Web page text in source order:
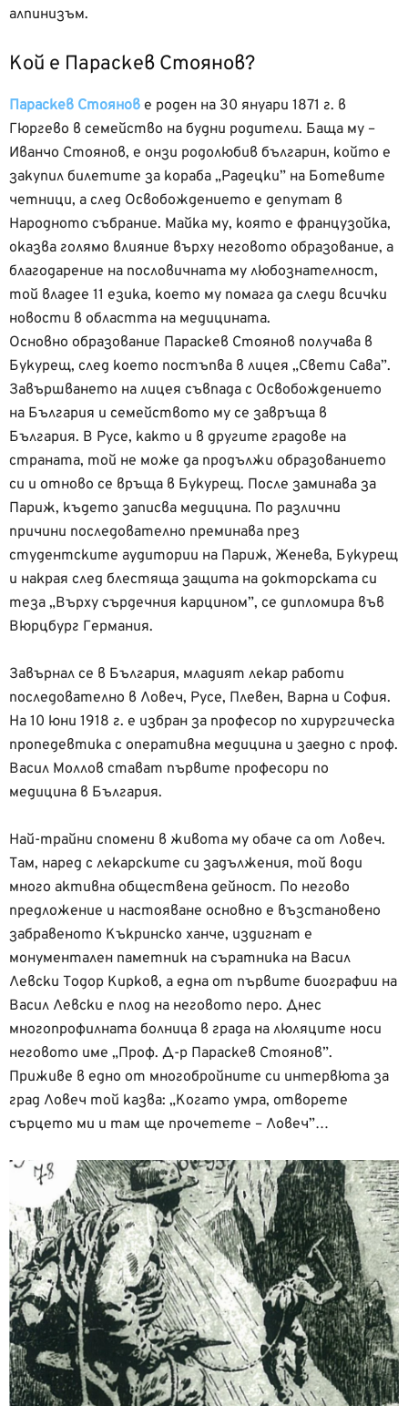
алпинизъм.
Кой е Параскев Стоянов?
Параскев Стоянов е роден на 30 януари 1871 г. в
Гюргево в семейство на будни родители. Баща му –
Иванчо Стоянов, е онзи родолюбив българин, който е
закупил билетите за кораба „Радецки” на Ботевите
четници, а след Освобождението е депутат в
Народното събрание. Майка му, която е французойка,
оказва голямо влияние върху неговото образование, а
благодарение на пословичната му любознателност,
той владее 11 езика, което му помага да следи всички
новости в областта на медицината.
Основно образование Параскев Стоянов получава в
Букурещ, след което постъпва в лицея „Свети Сава”.
Завършването на лицея съвпада с Освобождението
на България и семейството му се завръща в
България. В Русе, както и в другите градове на
страната, той не може да продължи образованието
си и отново се връща в Букурещ. После заминава за
Париж, където записва медицина. По различни
причини последователно преминава през
студентските аудитории на Париж, Женева, Букурещ
и накрая след блестяща защита на докторската си
теза „Върху сърдечния карцином”, се дипломира във
Вюрцбург Германия.
Завърнал се в България, младият лекар работи
последователно в Ловеч, Русе, Плевен, Варна и София.
На 10 юни 1918 г. е избран за професор по хирургическа
пропедевтика с оперативна медицина и заедно с проф.
Васил Моллов стават първите професори по
медицина в България.
Най-трайни спомени в живота му обаче са от Ловеч.
Там, наред с лекарските си задължения, той води
много активна обществена дейност. По негово
предложение и настояване основно е възстановено
забравеното Къкринско ханче, издигнат е
монументален паметник на съратника на Васил
Левски Тодор Кирков, а една от първите биографии на
Васил Левски е плод на неговото перо. Днес
многопрофилната болница в града на люляците носи
неговото име „Проф. Д-р Параскев Стоянов”.
Приживе в едно от многобройните си интервюта за
град Ловеч той казва: „Когато умра, отворете
сърцето ми и там ще прочетете – Ловеч”…